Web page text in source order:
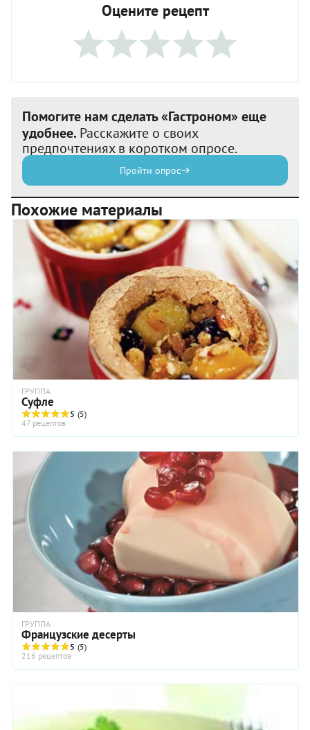
Оцените рецепт
Помогите нам сделать «Гастроном» еще
удобнее. Расскажите о своих
предпочтениях в коротком опросе.
Пройти опрос
Похожие материалы
ГРУППА
Суфле
5 (5)
47 рецептов
ГРУППА
Французские десерты
5 (5)
216 рецептов